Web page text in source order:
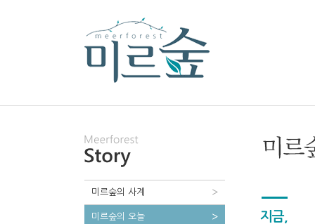
미르숲의 사계
미르숲의 오늘
지금,